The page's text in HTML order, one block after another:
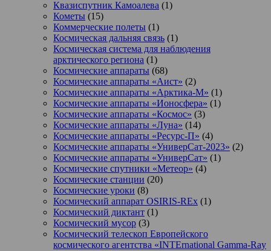
Квазиспутник Камоалева (1)
Кометы (15)
Коммерческие полеты (1)
Космическая дальняя связь (1)
Космическая система для наблюдения
арктического региона (1)
Космические аппараты (68)
Космические аппараты «Аист» (2)
Космические аппараты «Арктика-М» (1)
Космические аппараты «Ионосфера» (1)
Космические аппараты «Космос» (3)
Космические аппараты «Луна» (14)
Космические аппараты «Ресурс-П» (4)
Космические аппараты «УниверСат-2023» (2)
Космические аппараты «УниверСат» (1)
Космические спутники «Метеор» (4)
Космические станции (20)
Космические уроки (8)
Космический аппарат OSIRIS-REx (1)
Космический диктант (1)
Космический мусор (3)
Космический телескоп Европейского
космического агентства «INTErnational Gamma-Ray